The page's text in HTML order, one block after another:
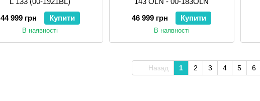
44 999 грн
Купити
В наявності
46 999 грн
Купити
В наявності
Назад 1 2 3 4 5 6